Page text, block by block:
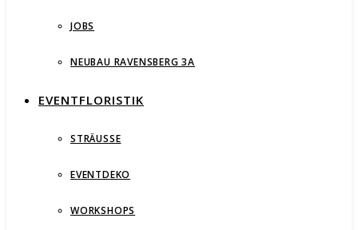
JOBS
NEUBAU RAVENSBERG 3A
EVENTFLORISTIK
STRÄUSSE
EVENTDEKO
WORKSHOPS